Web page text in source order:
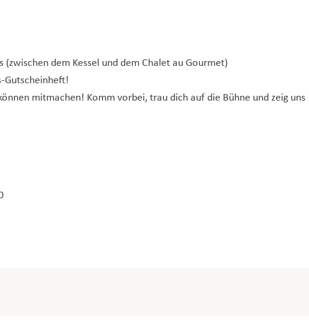
dem Kessel und dem Chalet au Gourmet)
Gutscheinheft!
mitmachen! Komm vorbei, trau dich auf die Bühne und zeig uns